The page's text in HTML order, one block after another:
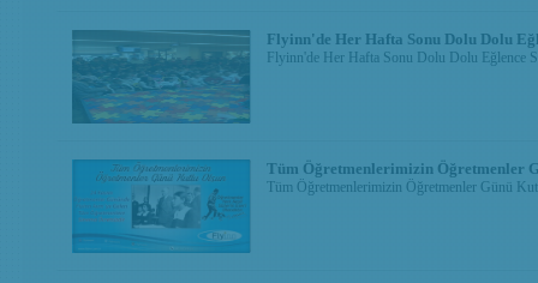
Flyinn'de Her Hafta Sonu Dolu Dolu
Flyinn'de Her Hafta Sonu Dolu Dolu Eğlence
Tüm Öğretmenlerimizin Öğretmenler
Tüm Öğretmenlerimizin Öğretmenler Günü